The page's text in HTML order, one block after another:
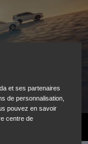
et ses partenaires
de personnalisation,
pouvez en savoir
centre de